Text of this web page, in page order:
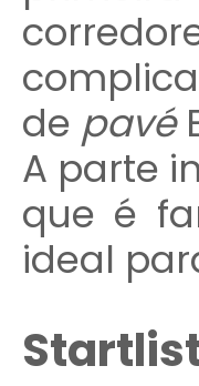
de pavé
A parte
que é
ideal